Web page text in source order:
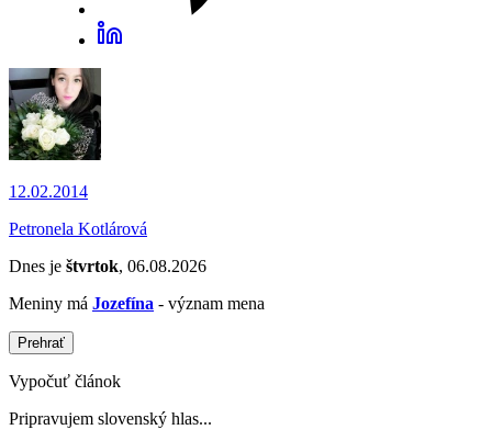
12.02.2014
Petronela Kotlárová
Dnes je štvrtok, 06.08.2026
Meniny má Jozefína - význam mena
Prehrať
Vypočuť článok
Pripravujem slovenský hlas...